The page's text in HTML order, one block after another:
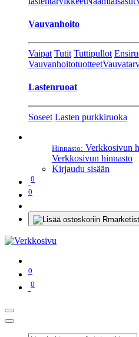
Vauvanhoito
Vaipat Tutit Tuttipullot
Vauvanhoitotuotteet
Lastenruoat
Soseet Lasten purkkiruoka
Hinnasto: Verkkosivun
Verkkosivun hinnasto
Kirjaudu sisään
0
0
0
0